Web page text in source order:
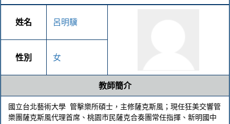
姓名 呂明驥
性別 女
教師簡介
國立台北藝術大學 管擊樂所碩士，主修薩克斯風；現任狂美交響管
樂團薩克斯風代理首席、桃園市民薩克合奏團常任指揮、新明國中